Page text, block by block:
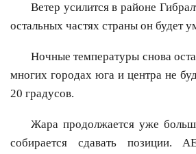
Ветер усилится в районе
остальных частях страны он будет
Ночные температуры снова
многих городах юга и центра не
20 градусов.
Жара продолжается уже
собирается сдавать позиции.